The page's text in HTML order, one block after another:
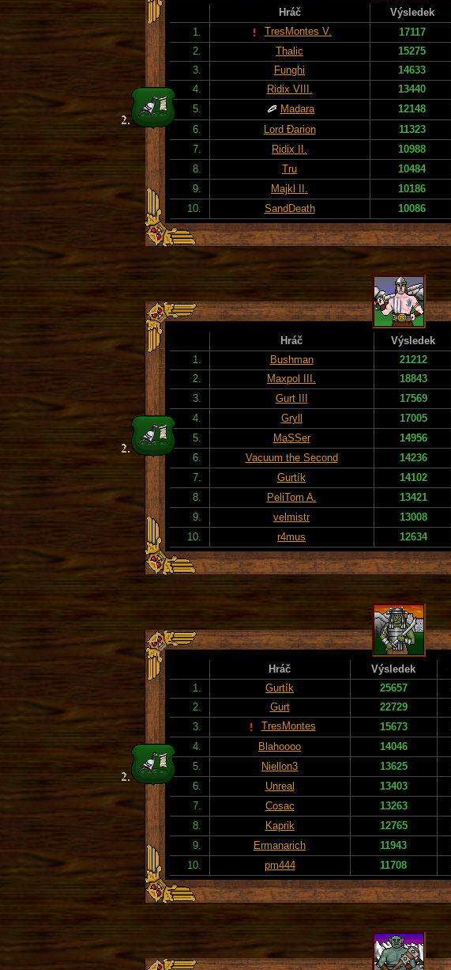
Hráč Výsledek
1.
TresMontes V. 17117
2.
Thalic 15275
3.
Funghi 14633
4.
Ridix VIII. 13440
5.
Madara 12148
6.
Lord Đarion 11323
7.
Ridix II. 10988
8.
Tru 10484
9.
Majkl II. 10186
10.
SandDeath 10086
Hráč Výsledek
1.
Bushman 21212
2.
Maxpol III. 18843
3.
Gurt III 17569
4.
Gryll 17005
5.
MaSSer 14956
6.
Vacuum the Second 14236
7.
Gurtík 14102
8.
PeliTom A. 13421
9.
velmistr 13008
10.
r4mus 12634
Hráč Výsledek
1.
Gurtík 25657
2.
Gurt 22729
3.
TresMontes 15673
4.
Blahoooo 14046
5.
Niellon3 13625
6.
Unreal 13403
7.
Cosac 13263
8.
Kaprik 12765
9.
Ermanarich 11943
10.
pm444 11708